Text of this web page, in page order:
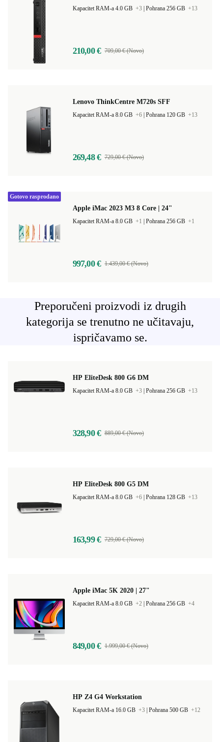
Kapacitet RAM-a 4.0 GB +3 Pohrana 256 GB +13
210,00 € 709,00 € (Novo)
Lenovo ThinkCentre M720s SFF
Kapacitet RAM-a 8.0 GB +6 Pohrana 120 GB +13
269,48 € 729,00 € (Novo)
Apple iMac 2023 M3 8 Core | 24"
Kapacitet RAM-a 8.0 GB +1 Pohrana 256 GB +1
997,00 € 1.439,00 € (Novo)
Gotovo rasprodano
Preporučeni proizvodi iz drugih
kategorija se trenutno ne učitavaju,
ispričavamo se.
HP EliteDesk 800 G6 DM
Kapacitet RAM-a 8.0 GB +3 Pohrana 256 GB +13
328,90 € 889,00 € (Novo)
HP EliteDesk 800 G5 DM
Kapacitet RAM-a 8.0 GB +6 Pohrana 128 GB +13
163,99 € 729,00 € (Novo)
Apple iMac 5K 2020 | 27"
Kapacitet RAM-a 8.0 GB +2 Pohrana 256 GB +4
849,00 € 1.999,00 € (Novo)
HP Z4 G4 Workstation
Kapacitet RAM-a 16.0 GB +3 Pohrana 500 GB +12